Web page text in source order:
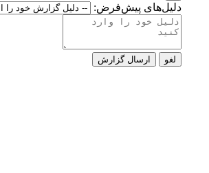
دلیل‌های پیش‌فرض:
لغو ارسال گزارش